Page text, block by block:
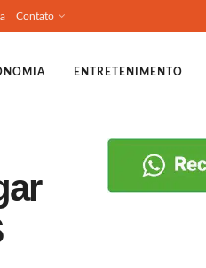
Contato
ENTRETENIMENTO